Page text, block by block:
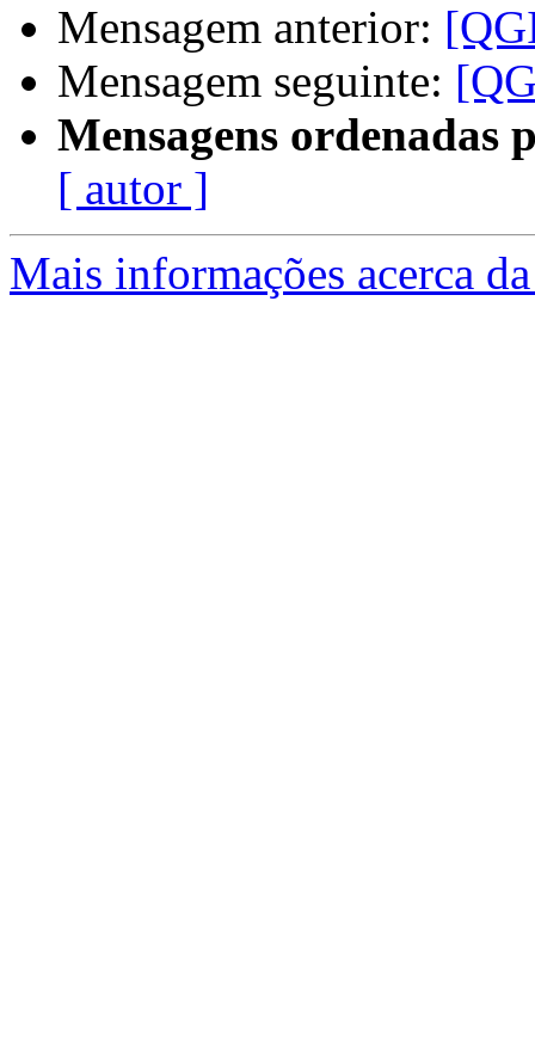
Mensagem anterior:
Mensagem seguinte:
Mensagens ordenadas
[ autor ]
Mais informações acerca